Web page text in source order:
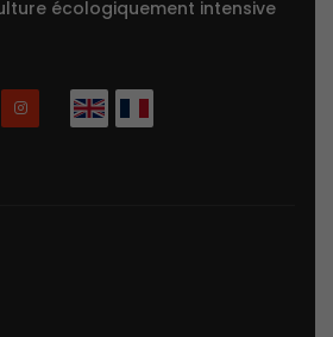
écologiquement intensive